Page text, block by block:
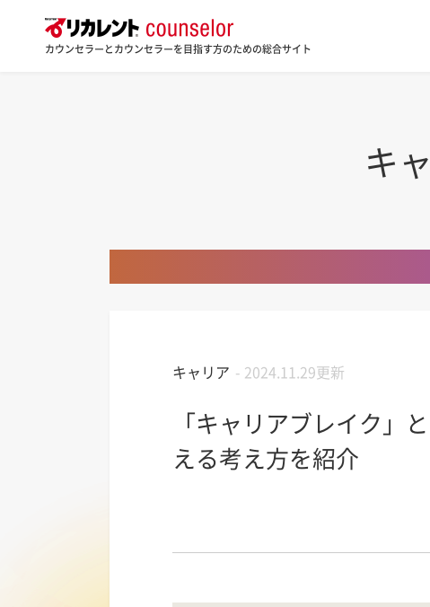
カウンセラーとカウンセラーを目指す方のための総合サイト
キ
キャリア - 2024.11.29更新
「キャリアブレイク」
える考え方を紹介